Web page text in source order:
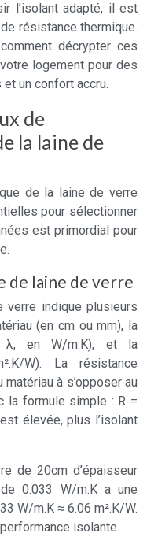
l’isolant adapté, il est
résistance thermique.
décrypter ces
logement pour des
un confort accru.
de
la laine de
de la laine de verre
pour sélectionner
est primordial pour
de laine de verre
verre indique plusieurs
(en cm ou mm), la
λ, en W/m.K), et la
W). La résistance
à s’opposer au
la formule simple : R =
élevée, plus l’isolant
de 20cm d’épaisseur
0.033 W/m.K a une
W/m.K ≈ 6.06 m².K/W.
isolante.